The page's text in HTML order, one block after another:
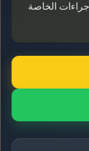
الخاصة